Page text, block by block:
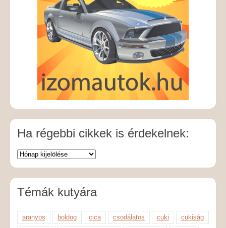
Ha régebbi cikkek is érdekelnek:
Témák kutyára
aranyos boldog cica csodálatos cuki cukiság